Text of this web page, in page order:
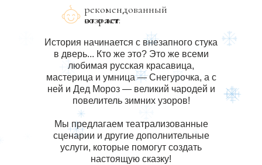
История начинается с внезапного стука
в дверь... Кто же это? Это же всеми
любимая русская красавица,
мастерица и умница — Снегурочка, а с
ней и Дед Мороз — великий чародей и
повелитель зимних узоров!
Мы предлагаем театрализованные
сценарии и другие дополнительные
услуги, которые помогут создать
настоящую сказку!
рекомендованный
возраст:
от 0 лет